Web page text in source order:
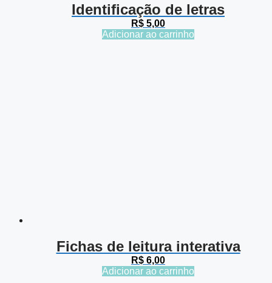
Identificação de letras
R$ 5,00
Adicionar ao carrinho
Fichas de leitura interativa
R$ 6,00
Adicionar ao carrinho